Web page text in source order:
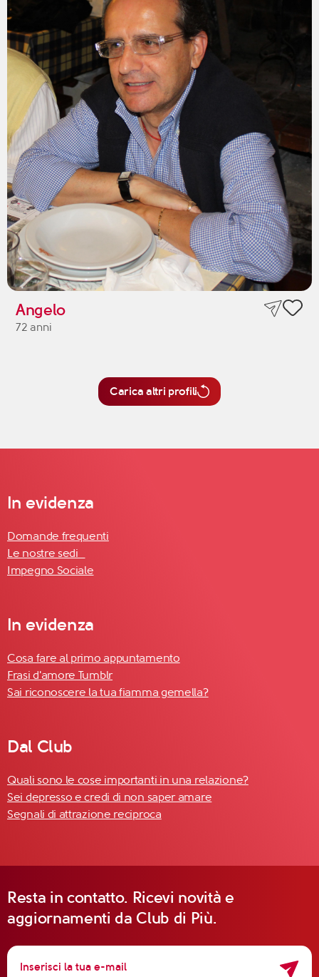
Angelo
72 anni
Carica altri profili
In evidenza
Domande frequenti
Le nostre sedi
Impegno Sociale
In evidenza
Cosa fare al primo appuntamento
Frasi d'amore Tumblr
Sai riconoscere la tua fiamma gemella?
Dal Club
Quali sono le cose importanti in una relazione?
Sei depresso e credi di non saper amare
Segnali di attrazione reciproca
Resta in contatto. Ricevi novità e
aggiornamenti da Club di Più.